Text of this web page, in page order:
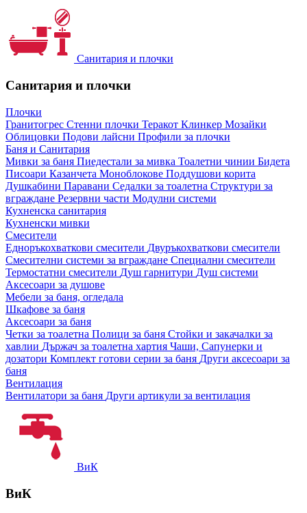
Санитария и плочки
Санитария и плочки
Плочки
Гранитогрес Стенни плочки Теракот Клинкер Мозайки
Облицовки Подови лайсни Профили за плочки
Баня и Санитария
Мивки за баня Пиедестали за мивка Тоалетни чинии Бидета
Писоари Казанчета Моноблокове Поддушови корита
Душкабини Паравани Седалки за тоалетна Структури за
вграждане Резервни части Модулни системи
Кухненска санитария
Кухненски мивки
Смесители
Едноръкохваткови смесители Двуръкохваткови смесители
Смесителни системи за вграждане Специални смесители
Термостатни смесители Душ гарнитури Душ системи
Аксесоари за душове
Мебели за баня, огледала
Шкафове за баня
Аксесоари за баня
Четки за тоалетна Полици за баня Стойки и закачалки за
хавлии Държач за тоалетна хартия Чаши, Сапунерки и
дозатори Комплект готови серии за баня Други аксесоари за
баня
Вентилация
Вентилатори за баня Други артикули за вентилация
ВиК
ВиК